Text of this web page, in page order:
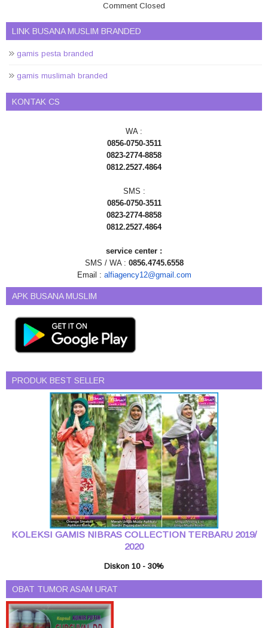
Comment Closed
LINK BUSANA MUSLIM BRANDED
gamis pesta branded
gamis muslimah branded
KONTAK CS
WA :
0856-0750-3511
0823-2774-8858
0812.2527.4864
SMS :
0856-0750-3511
0823-2774-8858
0812.2527.4864
service center :
SMS / WA : 0856.4745.6558
Email : alfiagency12@gmail.com
APK BUSANA MUSLIM
PRODUK BEST SELLER
KOLEKSI GAMIS NIBRAS COLLECTION TERBARU 2019/
2020
Diskon 10 - 30%
OBAT TUMOR ASAM URAT